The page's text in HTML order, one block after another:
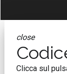
close
Clicca sul